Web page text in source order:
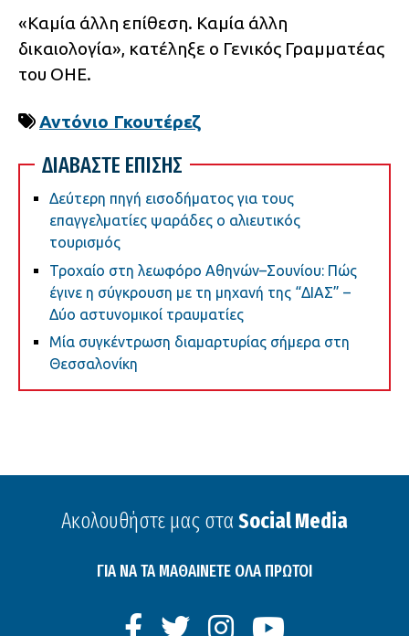
«Καμία άλλη επίθεση. Καμία άλλη
δικαιολογία», κατέληξε ο Γενικός Γραμματέας
του ΟΗΕ.
Αντόνιο Γκουτέρεζ
ΔΙΑΒΑΣΤΕ ΕΠΙΣΗΣ
Δεύτερη πηγή εισοδήματος για τους
επαγγελματίες ψαράδες ο αλιευτικός
τουρισμός
Τροχαίο στη λεωφόρο Αθηνών–Σουνίου: Πώς
έγινε η σύγκρουση με τη μηχανή της “ΔΙΑΣ” –
Δύο αστυνομικοί τραυματίες
Μία συγκέντρωση διαμαρτυρίας σήμερα στη
Θεσσαλονίκη
Ακολουθήστε μας στα Social Media
ΓΙΑ ΝΑ ΤΑ ΜΑΘΑΙΝΕΤΕ ΟΛΑ ΠΡΩΤΟΙ